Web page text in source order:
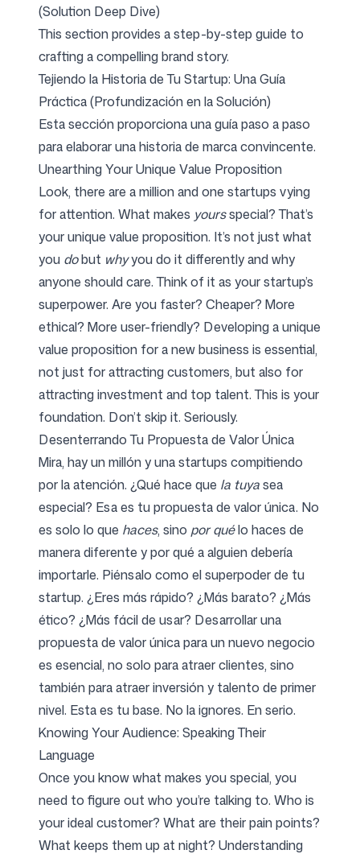
(Solution Deep Dive)
This section provides a step-by-step guide to
crafting a compelling brand story.
Tejiendo la Historia de Tu Startup: Una Guía
Práctica (Profundización en la Solución)
Esta sección proporciona una guía paso a paso
para elaborar una historia de marca convincente.
Unearthing Your Unique Value Proposition
Look, there are a million and one startups vying
for attention. What makes yoursspecial? That’s
your unique value proposition. It’s not just what
you dobut whyyou do it differently and why
anyone should care. Think of it as your startup’s
superpower. Are you faster? Cheaper? More
ethical? More user-friendly? Developing a unique
value proposition for a new business is essential,
not just for attracting customers, but also for
attracting investment and top talent. This is your
foundation. Don’t skip it. Seriously.
Desenterrando Tu Propuesta de Valor Única
Mira, hay un millón y una startups compitiendo
por la atención. ¿Qué hace que la tuyasea
especial? Esa es tu propuesta de valor única. No
es solo lo que haces, sino por quélo haces de
manera diferente y por qué a alguien debería
importarle. Piénsalo como el superpoder de tu
startup. ¿Eres más rápido? ¿Más barato? ¿Más
ético? ¿Más fácil de usar? Desarrollar una
propuesta de valor única para un nuevo negocio
es esencial, no solo para atraer clientes, sino
también para atraer inversión y talento de primer
nivel. Esta es tu base. No la ignores. En serio.
Knowing Your Audience: Speaking Their
Language
Once you know what makes you special, you
need to figure out who you’re talking to. Who is
your ideal customer? What are their pain points?
What keeps them up at night? Understanding